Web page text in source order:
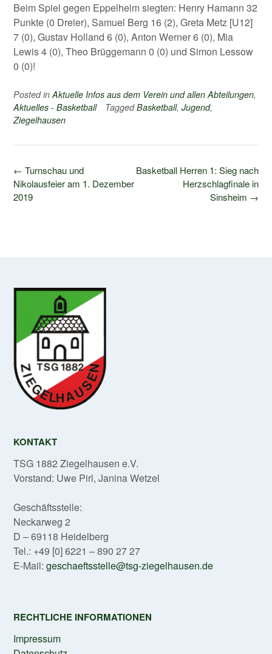
Beim Spiel gegen Eppelheim siegten: Henry Hamann 32
Punkte (0 Dreier), Samuel Berg 16 (2), Greta Metz [U12]
7 (0), Gustav Holland 6 (0), Anton Werner 6 (0), Mia
Lewis 4 (0), Theo Brüggemann 0 (0) und Simon Lessow
0 (0)!
Posted inAktuelle Infos aus dem Verein und allen Abteilungen,
Aktuelles - Basketball
TaggedBasketball, Jugend,
Ziegelhausen
Post
navigation
Basketball Herren 1: Sieg nach
Herzschlagfinale in
Sinsheim →
← Turnschau und
Nikolausfeier am 1. Dezember
2019
KONTAKT
TSG 1882 Ziegelhausen e.V.
Vorstand: Uwe Pirl, Janina Wetzel
Geschäftsstelle:
Neckarweg 2
D – 69118 Heidelberg
Tel.: +49 [0] 6221 – 890 27 27
E-Mail: geschaeftsstelle@tsg-ziegelhausen.de
RECHTLICHE INFORMATIONEN
Impressum